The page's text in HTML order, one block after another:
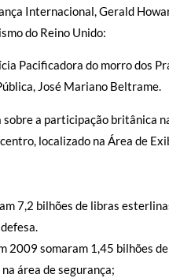
Internacional, Gerald
do Reino Unido:
Pacificadora do morro dos
José Mariano Beltrame.
a participação britânica
localizado na Área de
7,2 bilhões de libras
2009 somaram 1,45 bilhões
área de segurança;